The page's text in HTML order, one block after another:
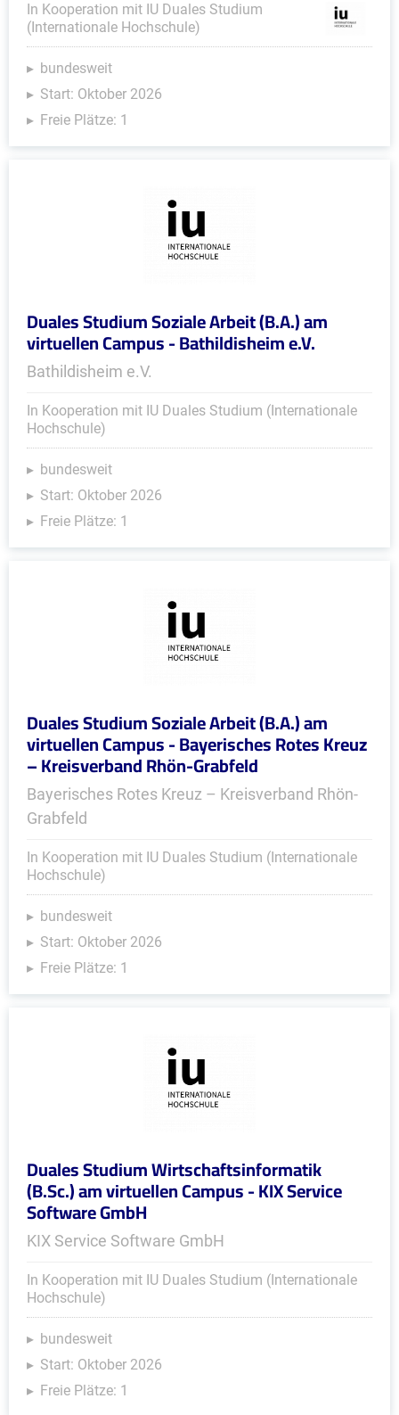
In Kooperation mit IU Duales Studium
(Internationale Hochschule)
bundesweit
Start: Oktober 2026
Freie Plätze: 1
Duales Studium Soziale Arbeit (B.A.) am
virtuellen Campus - Bathildisheim e.V.
Bathildisheim e.V.
In Kooperation mit IU Duales Studium (Internationale
Hochschule)
bundesweit
Start: Oktober 2026
Freie Plätze: 1
Duales Studium Soziale Arbeit (B.A.) am
virtuellen Campus - Bayerisches Rotes Kreuz
– Kreisverband Rhön-Grabfeld
Bayerisches Rotes Kreuz – Kreisverband Rhön-
Grabfeld
In Kooperation mit IU Duales Studium (Internationale
Hochschule)
bundesweit
Start: Oktober 2026
Freie Plätze: 1
Duales Studium Wirtschaftsinformatik
(B.Sc.) am virtuellen Campus - KIX Service
Software GmbH
KIX Service Software GmbH
In Kooperation mit IU Duales Studium (Internationale
Hochschule)
bundesweit
Start: Oktober 2026
Freie Plätze: 1